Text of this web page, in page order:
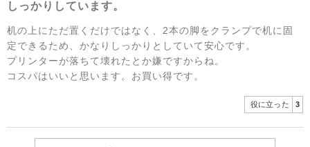
しっかりしています。
机の上にただ置くだけではなく、2本の脚をクランプで机に固
定できるため、かなりしっかりとしていて安心です。
プリンターが落ちて壊れたとか嫌ですからね。
コスパはいいと思います。お買い得です。
役に立った 3